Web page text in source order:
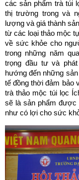
các sản phẩm trà túi
thị trường trong và
lượng và giá thành
từ các loại thảo mộc
về sức khỏe cho
trong những năm
trọng đầu tư và
hướng đến những
tế đồng thời đảm bảo
trà thảo mộc túi lọc
sẽ là sản phẩm
như có lợi cho sức